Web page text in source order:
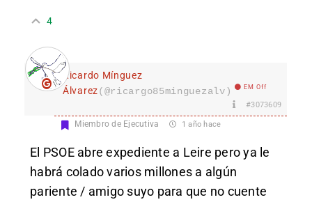
4
Ricardo Mínguez
Álvarez(@ricargo85minguezalv) EM Off
#3073609
Miembro de Ejecutiva 1 año hace
El PSOE abre expediente a Leire pero ya le
habrá colado varios millones a algún
pariente / amigo suyo para que no cuente